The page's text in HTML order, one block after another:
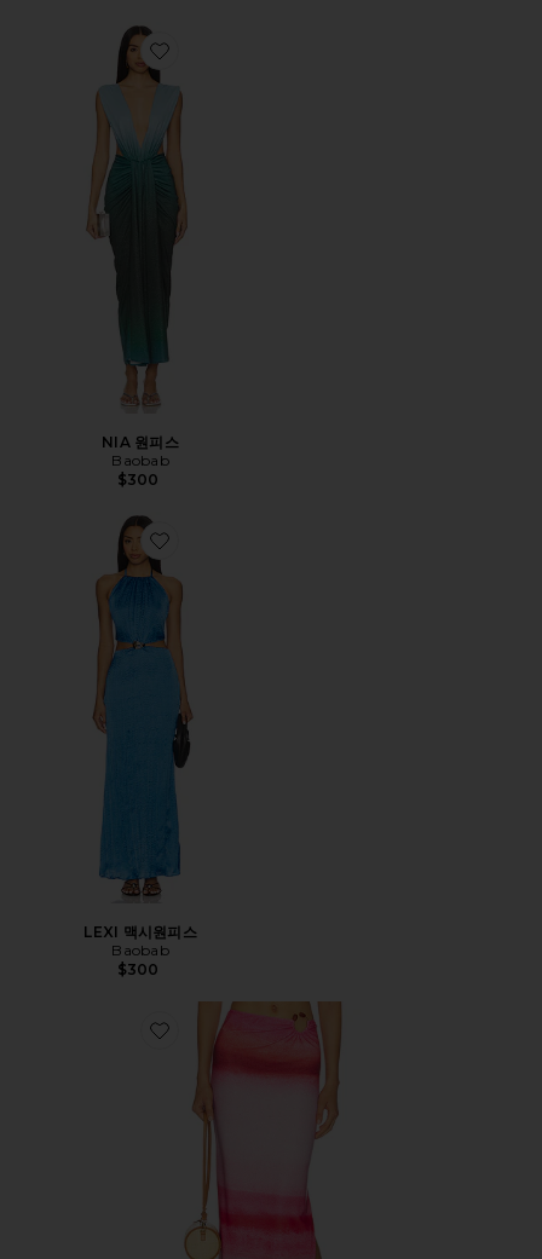
Favorite NIA 원피스
NIA 원피스
Baobab
$300
Favorite LEXI 맥시원피스
LEXI 맥시원피스
Baobab
$300
Favorite ZUR 스커트